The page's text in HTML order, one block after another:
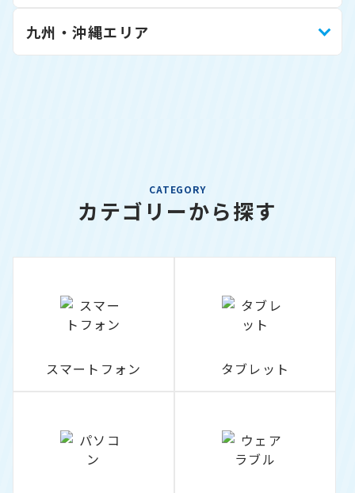
九州・沖縄エリア
CATEGORY
カテゴリーから探す
スマートフォン タブレット